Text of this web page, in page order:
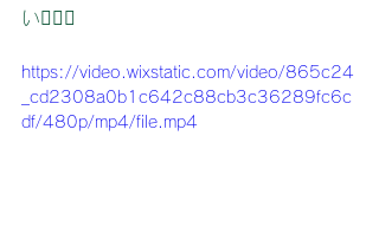
い🖐🏻✨
https://video.wixstatic.com/video/865c24
_cd2308a0b1c642c88cb3c36289fc6c
df/480p/mp4/file.mp4